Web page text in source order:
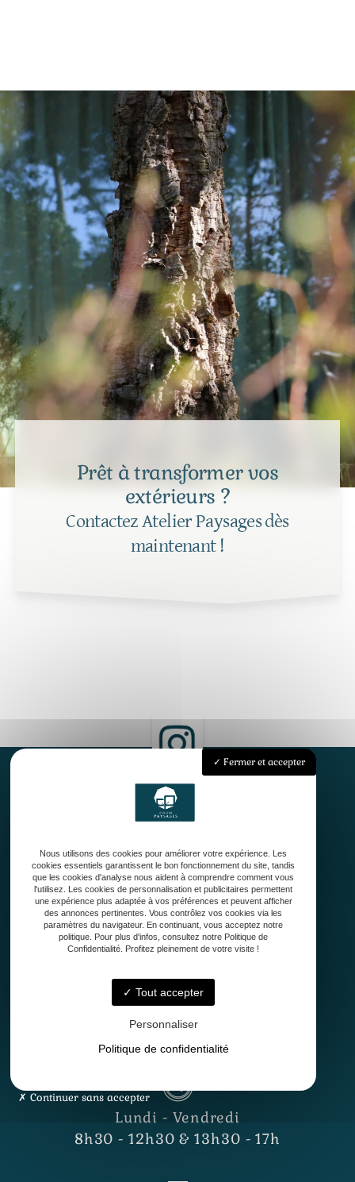
Prêt à transformer vos
extérieurs ?
Contactez Atelier Paysages dès
maintenant !
Accueil
Conception
Création
Entretien de jardin
Contact
33127 Saint-Jean-d'Illac
Lundi - Vendredi
8h30 - 12h30 & 13h30 - 17h
Fermer et accepter
Nous utilisons des cookies pour améliorer votre expérience. Les
cookies essentiels garantissent le bon fonctionnement du site, tandis
que les cookies d'analyse nous aident à comprendre comment vous
l'utilisez. Les cookies de personnalisation et publicitaires permettent
une expérience plus adaptée à vos préférences et peuvent afficher
des annonces pertinentes. Vous contrôlez vos cookies via les
paramètres du navigateur. En continuant, vous acceptez notre
politique. Pour plus d'infos, consultez notre Politique de
Confidentialité. Profitez pleinement de votre visite !
Tout accepter
Personnaliser
Politique de confidentialité
Continuer sans accepter